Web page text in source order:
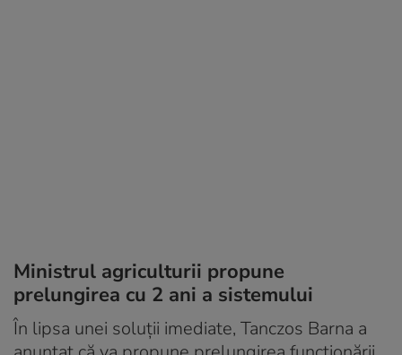
Ministrul agriculturii propune
prelungirea cu 2 ani a sistemului
În lipsa unei soluții imediate, Tanczos Barna a